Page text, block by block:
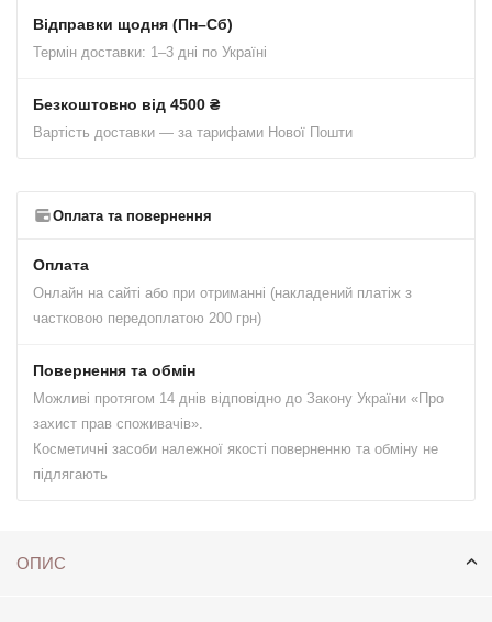
Відправки щодня (Пн–Сб)
Термін доставки: 1–3 дні по Україні
Безкоштовно від 4500 ₴
Вартість доставки — за тарифами Нової Пошти
Оплата та повернення
Оплата
Онлайн на сайті або при отриманні (накладений платіж з
частковою передоплатою 200 грн)
Повернення та обмін
Можливі протягом 14 днів відповідно до Закону України «Про
захист прав споживачів».
Косметичні засоби належної якості поверненню та обміну не
підлягають
ОПИС